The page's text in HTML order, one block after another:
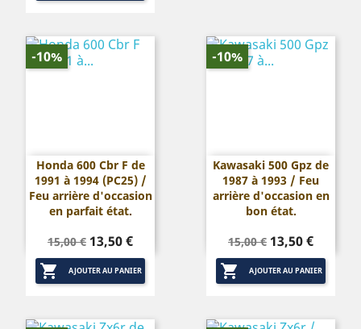
Honda 600 Cbr F de
1991 à 1994 (PC25) /
Feu arrière d'occasion
en parfait état.
Prix
de
base
15,00 € Prix
13,50 €
 AJOUTER AU PANIER
-10%
Kawasaki 500 Gpz de
1987 à 1993 / Feu
arrière d'occasion en
bon état.
Prix
de
base
15,00 € Prix
13,50 €
 AJOUTER AU PANIER
-10%